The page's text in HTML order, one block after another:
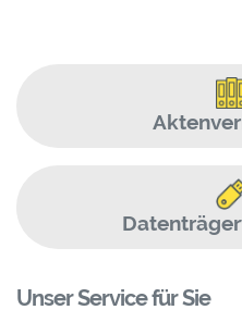
Unser Service für Sie